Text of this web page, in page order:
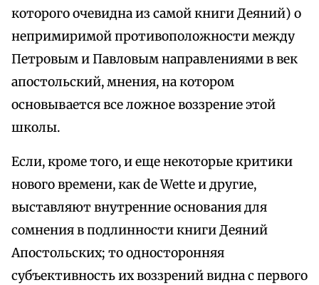
которого очевидна из самой книги Деяний) о
непримиримой противоположности между
Петровым и Павловым направлениями в век
апостольский, мнения, на котором
основывается все ложное воззрение этой
школы.
Если, кроме того, и еще некоторые критики
нового времени, как de Wette и другие,
выставляют внутренние основания для
сомнения в подлинности книги Деяний
Апостольских; то односторонняя
субъективность их воззрений видна с первого